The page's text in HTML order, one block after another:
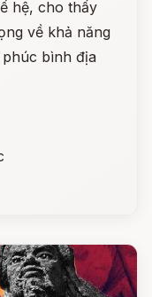
hệ, cho thấy
về khả năng
bình địa